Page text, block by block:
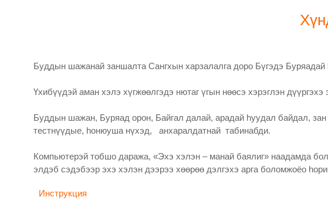
Буддын шажанай заншалта Сангхын харзалалга доро Бүгэдэ
Үхибүүдэй аман хэлэ хүгжөөлгэдэ нютаг үгын нөөсэ хэрэглэн
Буддын шажан, Буряад орон, Байгал далай, арадай һуудал байдал,
тестнүүдые, һонюуша нүхэд, анхаралдатнай табинабди.
Компьютерэй тобшо даража, «Эхэ хэлэн – манай баялиг» наадамда
элдэб сэдэбээр эхэ хэлэн дээрээ хөөрөө дэлгэхэ арга боломжоёо
ИнструкцияСтраница